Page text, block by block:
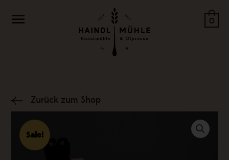
InhaltMenü
0
Zurück zum Shop
Sale!